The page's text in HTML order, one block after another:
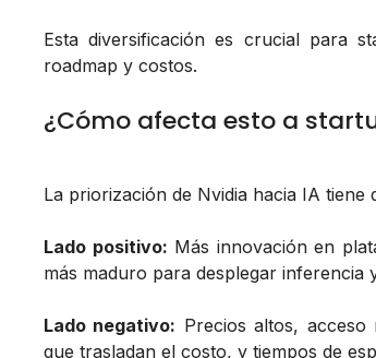
Esta diversificación es crucial para
roadmap y costos.
¿Cómo afecta esto a
La priorización de Nvidia hacia IA tiene
Lado positivo: Más innovación en
más maduro para desplegar
Lado negativo: Precios altos,
que trasladan el costo, y tiempos de